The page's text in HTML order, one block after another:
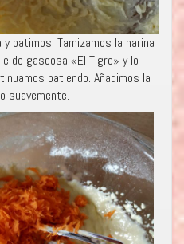
batimos. Tamizamos la harina
de gaseosa «El Tigre» y lo
batiendo. Añadimos la
suavemente.